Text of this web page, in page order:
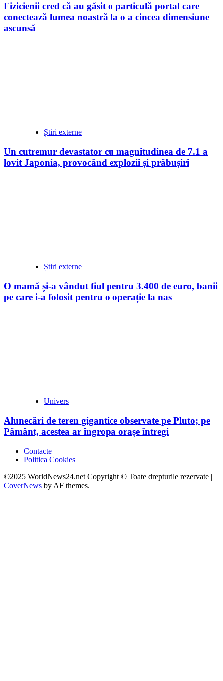
Fizicienii cred că au găsit o particulă portal care
conectează lumea noastră la o a cincea dimensiune
ascunsă
Știri externe
Un cutremur devastator cu magnitudinea de 7.1 a
lovit Japonia, provocând explozii și prăbușiri
Știri externe
O mamă și-a vândut fiul pentru 3.400 de euro, banii
pe care i-a folosit pentru o operație la nas
Univers
Alunecări de teren gigantice observate pe Pluto; pe
Pământ, acestea ar îngropa orașe întregi
Contacte
Politica Cookies
©2025 WorldNews24.net Copyright © Toate drepturile rezervate |
CoverNews by AF themes.